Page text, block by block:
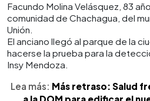
Facundo Molina Velásquez, 83
comunidad de Chachagua, del
Unión.
El anciano llegó al parque de la
hacerse la prueba para la
Insy Mendoza.
Lea más: Más retraso: Salud